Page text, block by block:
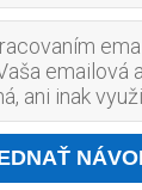
emailová
ani inak